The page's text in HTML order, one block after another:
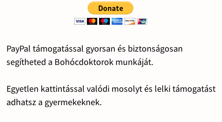
PayPal támogatással gyorsan és biztonságosan
segítheted a Bohócdoktorok munkáját.
Egyetlen kattintással valódi mosolyt és lelki támogatást
adhatsz a gyermekeknek.